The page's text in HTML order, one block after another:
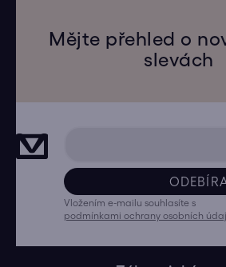
Mějte přehled o
slevách
Vložením e-mailu souhlasíte s
podmínkami ochrany osobních